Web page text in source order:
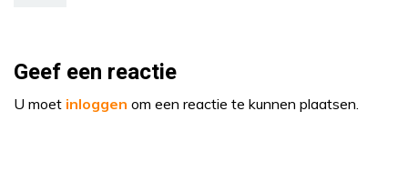
Geef een reactie
U moet inloggen om een reactie te kunnen plaatsen.